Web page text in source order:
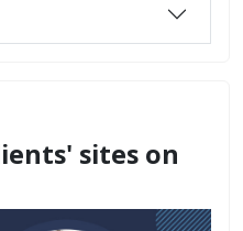
sites on